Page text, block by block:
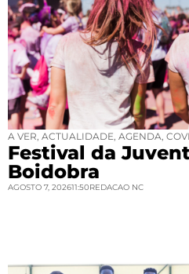
A VER, ACTUALIDADE, AGENDA,
Festival da
Boidobra
AGOSTO 7, 202611:50REDACAO NC